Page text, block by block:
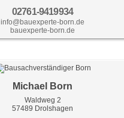
02761-9419934
info@bauexperte-born.de
bauexperte-born.de
Michael Born
Waldweg 2
57489 Drolshagen